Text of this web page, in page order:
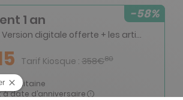
-58%
1 an
52 n° • Papier + Version digitale offerte + les articles en illimité sur web et mobile
Tarif Kiosque : 358€80
date d’anniversaire